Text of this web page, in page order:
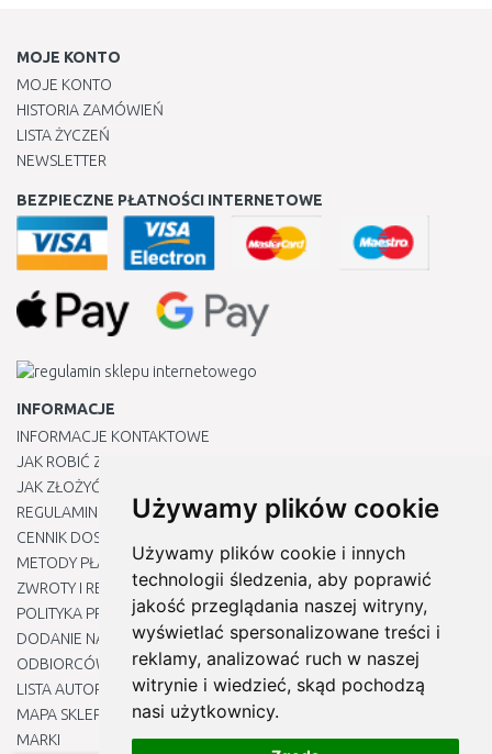
Używamy plików cookie
Używamy plików cookie i innych
technologii śledzenia, aby poprawić
jakość przeglądania naszej witryny,
wyświetlać spersonalizowane treści i
reklamy, analizować ruch w naszej
witrynie i wiedzieć, skąd pochodzą
nasi użytkownicy.
MOJE KONTO
MOJE KONTO
HISTORIA ZAMÓWIEŃ
LISTA ŻYCZEŃ
NEWSLETTER
BEZPIECZNE PŁATNOŚCI INTERNETOWE
INFORMACJE
INFORMACJE KONTAKTOWE
JAK ROBIĆ ZAKUPY ?
JAK ZŁOŻYĆ REKLAMACJĘ
REGULAMIN
CENNIK DOSTAWY
METODY PŁATNOŚCI
ZWROTY I REKLAMACJE PRODUKTÓW
POLITYKA PRYWATNOŚCI
DODANIE NASZYCH ADRESÓW E-MAIL DO LISTY ZAUFANYCH
ODBIORCÓW
LISTA AUTORYZOWANYCH CENTRÓW SERWISOWYCH
MAPA SKLEPU
MARKI